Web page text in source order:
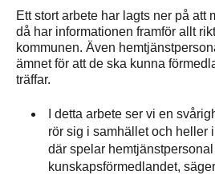
Ett stort arbete har lagts ner på att
då har informationen framför allt
kommunen. Även
ämnet för att de ska kunna
träffar.
I detta arbete ser vi en
rör sig i samhället och heller
där spelar
kunskapsförmedlandet,